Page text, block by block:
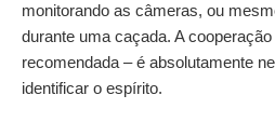
monitorando as câmeras, ou
durante uma caçada. A
recomendada – é absolutamente
identificar o espírito.